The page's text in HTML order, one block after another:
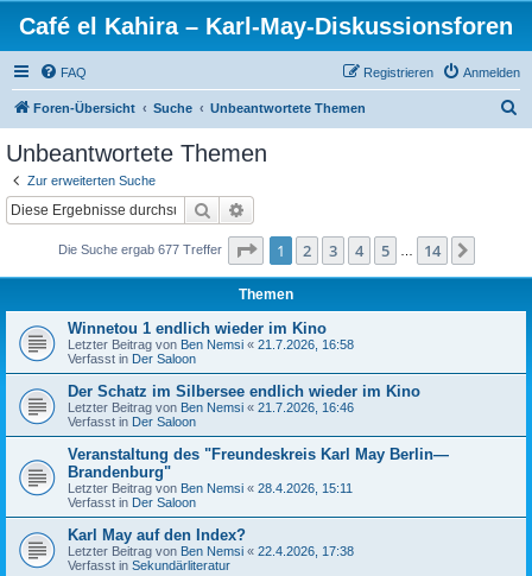
Café el Kahira – Karl-May-Diskussionsforen
FAQ Anmelden
Registrieren
Foren-Übersicht Suche Unbeantwortete Themen
Unbeantwortete Themen
Zur erweiterten Suche
Suche
Die Suche ergab 677 Treffer Seite 1von 14
1 2 3 4 5 14
Themen
Winnetou 1 endlich wieder im Kino
Letzter Beitrag von Ben Nemsi « 21.7.2026, 16:58
Verfasst in Der Saloon
Der Schatz im Silbersee endlich wieder im Kino
Letzter Beitrag von Ben Nemsi « 21.7.2026, 16:46
Verfasst in Der Saloon
Veranstaltung des "Freundeskreis Karl May Berlin—
Brandenburg"
Letzter Beitrag von Ben Nemsi « 28.4.2026, 15:11
Verfasst in Der Saloon
Karl May auf den Index?
Letzter Beitrag von Ben Nemsi « 22.4.2026, 17:38
Verfasst in Sekundärliteratur